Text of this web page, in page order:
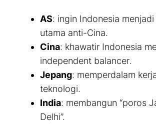
AS: ingin Indonesia
utama anti-Cina.
Cina: khawatir Indonesia
independent balancer.
Jepang: memperdalam
teknologi.
India: membangun “poros
Delhi”.